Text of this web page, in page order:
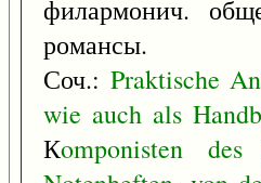
филармонич.
романсы.
Соч.: Praktische
wie auch als
Кomponisten des